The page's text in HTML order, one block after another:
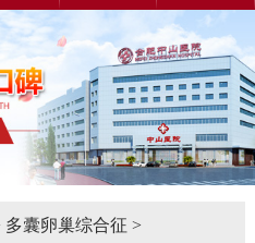
多囊卵巢综合征 >